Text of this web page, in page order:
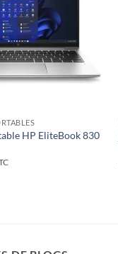
HP EliteBook 830